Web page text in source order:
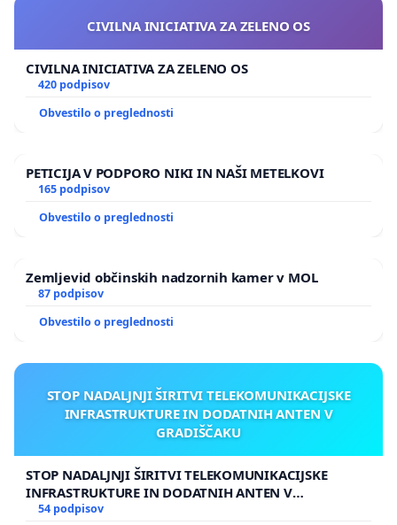
CIVILNA INICIATIVA ZA ZELENO OS
CIVILNA INICIATIVA ZA ZELENO OS
420 podpisov
Obvestilo o preglednosti
PETICIJA V PODPORO NIKI IN NAŠI METELKOVI
165 podpisov
Obvestilo o preglednosti
Zemljevid občinskih nadzornih kamer v MOL
87 podpisov
Obvestilo o preglednosti
STOP NADALJNJI ŠIRITVI TELEKOMUNIKACIJSKE
INFRASTRUKTURE IN DODATNIH ANTEN V
GRADIŠČAKU
STOP NADALJNJI ŠIRITVI TELEKOMUNIKACIJSKE
INFRASTRUKTURE IN DODATNIH ANTEN V
GRADIŠČAKU
54 podpisov